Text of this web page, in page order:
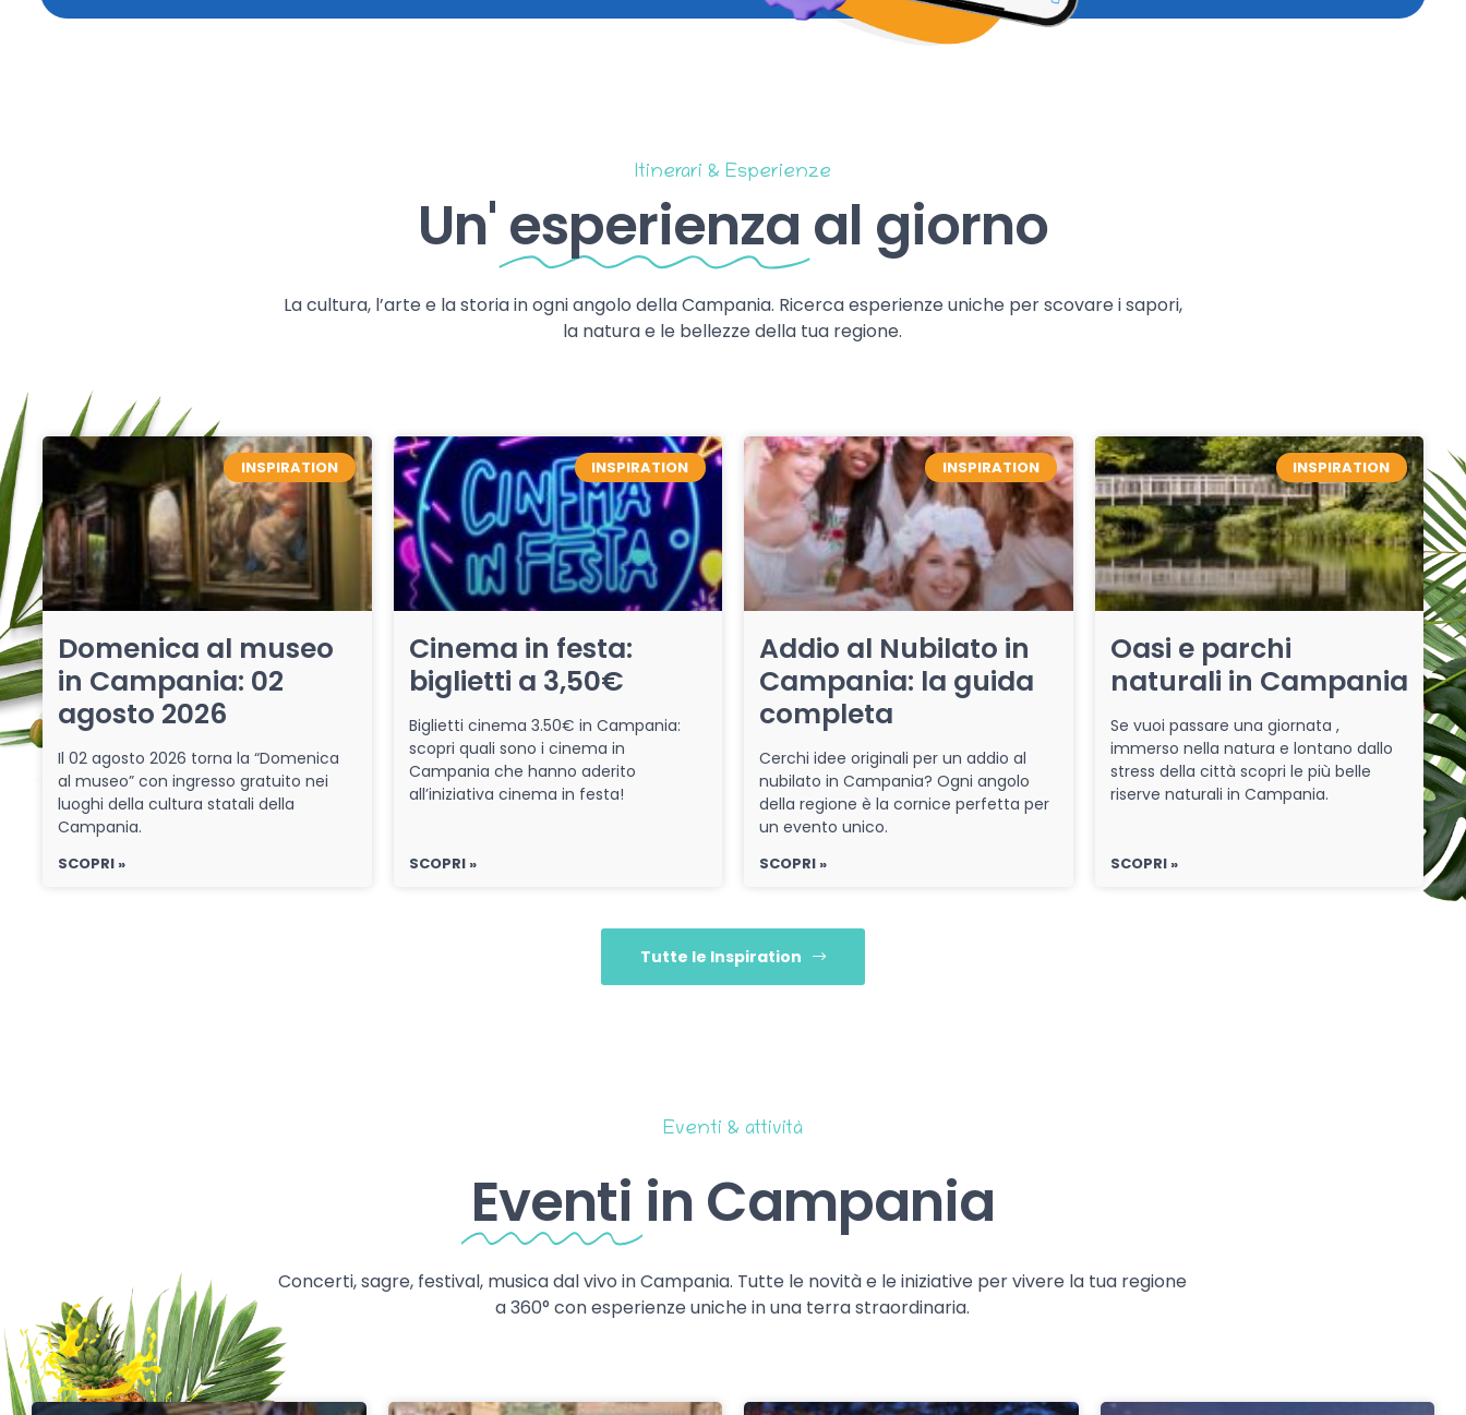
Itinerari & Esperienze
Un' esperienza al giorno
La cultura, l’arte e la storia in ogni angolo della Campania. Ricerca esperienze uniche per scovare i sapori,
la natura e le bellezze della tua regione.
INSPIRATION
Domenica al museo
in Campania: 02
agosto 2026
Il 02 agosto 2026 torna la “Domenica
al museo” con ingresso gratuito nei
luoghi della cultura statali della
Campania.
SCOPRI »
INSPIRATION
Cinema in festa:
biglietti a 3,50€
Biglietti cinema 3.50€ in Campania:
scopri quali sono i cinema in
Campania che hanno aderito
all’iniziativa cinema in festa!
SCOPRI »
INSPIRATION
Addio al Nubilato in
Campania: la guida
completa
Cerchi idee originali per un addio al
nubilato in Campania? Ogni angolo
della regione è la cornice perfetta per
un evento unico.
SCOPRI »
INSPIRATION
Oasi e parchi
naturali in Campania
Se vuoi passare una giornata ,
immerso nella natura e lontano dallo
stress della città scopri le più belle
riserve naturali in Campania.
SCOPRI »
Tutte le Inspiration
Eventi & attività
Eventi in Campania
Concerti, sagre, festival, musica dal vivo in Campania. Tutte le novità e le iniziative per vivere la tua regione
a 360° con esperienze uniche in una terra straordinaria.